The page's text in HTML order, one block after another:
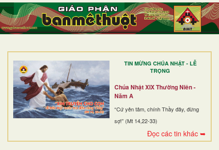
TIN MỪNG CHÚA NHẬT - LỄ
TRỌNG
Chúa Nhật XIX Thường Niên -
Năm A
“Cứ yên tâm, chính Thầy đây, đừng
sợ!” (Mt 14,22-33)
Đọc các tin khác ➥
TRANG NHẤT
GIỚI THIỆU
DÒNG TU
BAN MỤC VỤ
ĐOÀN THỂ CG
ĐIỂM HÀNH HƯƠNG